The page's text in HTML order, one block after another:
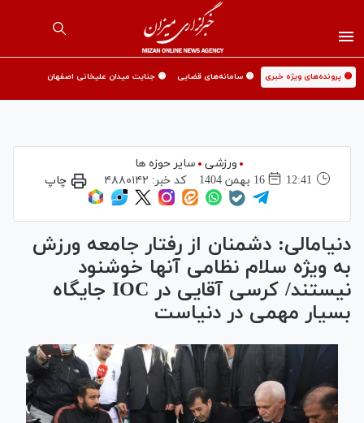
🟡 پرونده‌های ویژه خبری 🟡 سامانه‌های قضایی 🟡 جنایت میدان علیخانی اصفهان
ورزشی
سایر حوزه ها
12:41
16 بهمن 1404 کد خبر: ۴۸۸۰۱۴۲ چاپ
دنیامالی: دشمنان از رفتار جامعه ورزش
به ویژه سلام نظامی آنها خوشنود
نیستند/ کرسی آقایی در IOC جایگاه
بسیار مهمی در دنیاست